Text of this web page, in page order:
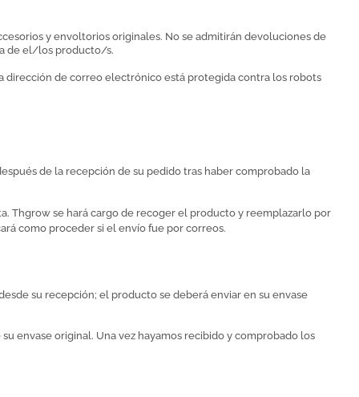
y envoltorios originales. No se admitirán devoluciones de
de el/los producto/s.
dirección de correo electrónico está protegida contra los robots
de la recepción de su pedido tras haber comprobado la
Thgrow se hará cargo de recoger el producto y reemplazarlo por
como proceder si el envío fue por correos.
su recepción; el producto se deberá enviar en su envase
envase original. Una vez hayamos recibido y comprobado los